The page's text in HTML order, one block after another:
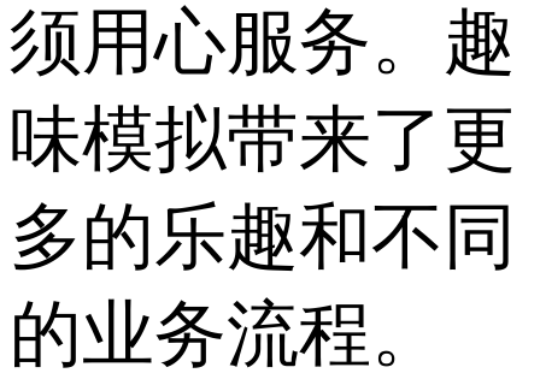
须用心服务。趣
味模拟带来了更
多的乐趣和不同
的业务流程。